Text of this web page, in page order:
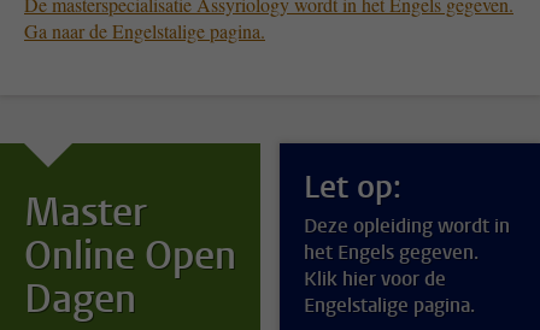
Ga naar de Engelstalige pagina.
Master
Online Open
Dagen
Let op:
Deze opleiding wordt in
het Engels gegeven.
Klik hier voor de
Engelstalige pagina.